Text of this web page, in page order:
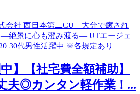
中】【社宅費全額補助】
夫◎カンタン軽作業！...